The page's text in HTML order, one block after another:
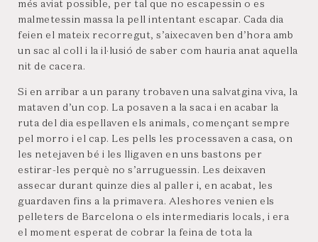
més aviat possible, per tal que no escapessin o es
malmetessin massa la pell intentant escapar. Cada dia
feien el mateix recorregut, s’aixecaven ben d’hora amb
un sac al coll i la il·lusió de saber com hauria anat aquella
nit de cacera.
Si en arribar a un parany trobaven una salvatgina viva, la
mataven d’un cop. La posaven a la saca i en acabar la
ruta del dia espellaven els animals, començant sempre
pel morro i el cap. Les pells les processaven a casa, on
les netejaven bé i les lligaven en uns bastons per
estirar-les perquè no s’arruguessin. Les deixaven
assecar durant quinze dies al paller i, en acabat, les
guardaven fins a la primavera. Aleshores venien els
pelleters de Barcelona o els intermediaris locals, i era
el moment esperat de cobrar la feina de tota la